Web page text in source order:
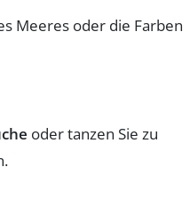
Meeres oder die Farben
oder tanzen Sie zu